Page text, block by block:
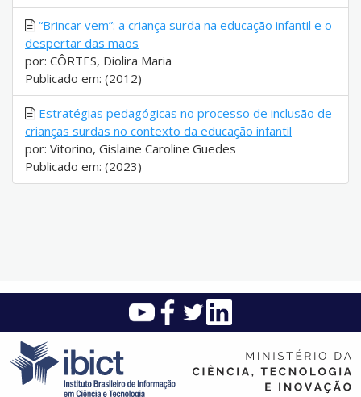
“Brincar vem”: a criança surda na educação infantil e o
despertar das mãos
por: CÔRTES, Diolira Maria
Publicado em: (2012)
Estratégias pedagógicas no processo de inclusão de
crianças surdas no contexto da educação infantil
por: Vitorino, Gislaine Caroline Guedes
Publicado em: (2023)